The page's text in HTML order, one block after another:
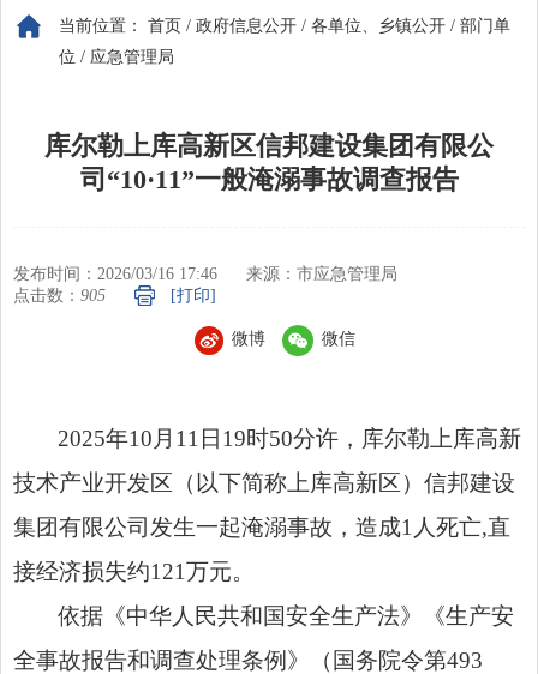
当前位置： 首页 / 政府信息公开 / 各单位、乡镇公开 / 部门单
位 / 应急管理局
库尔勒上库高新区信邦建设集团有限公
司“10·11”一般淹溺事故调查报告
发布时间：2026/03/16 17:46
来源：市应急管理局
点击数： 905 [打印]
微博 微信
2025年10月11日19时50分许，库尔勒上库高新
技术产业开发区（以下简称上库高新区）信邦建设
集团有限公司发生一起淹溺事故，造成1人死亡,直
接经济损失约121万元。
依据《中华人民共和国安全生产法》《生产安
全事故报告和调查处理条例》（国务院令第493